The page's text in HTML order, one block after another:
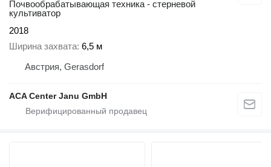
Почвообрабатывающая техника - стерневой
культиватор
2018
Ширина захвата 6,5 м
Австрия, Gerasdorf
ACA Center Janu GmbH